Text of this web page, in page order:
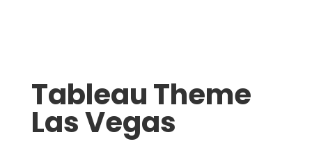
Tableau Theme
Las Vegas